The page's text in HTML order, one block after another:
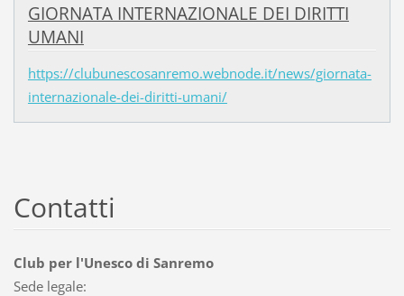
GIORNATA INTERNAZIONALE DEI DIRITTI
UMANI
https://clubunescosanremo.webnode.it/news/giornata-
internazionale-dei-diritti-umani/
Contatti
Club per l'Unesco di Sanremo
Sede legale: